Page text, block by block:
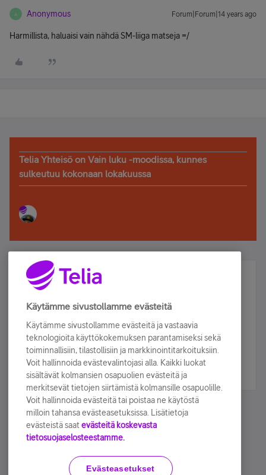
A Anonymous Forum|Forum|14 years ago
Harmillista, haluaisi vain nähdä SM-liiga matseja =/
Telia Yhteisö on Vain luku -moodissa, kunnes
sulkeutuu kokonaan lokakuussa
Älä jää paitsi – osallistu ja voita!
Tilaa Telian uutiskirje ja olet mukana arvonnassa.
sähköpostiisi.
Tilaa nyt
Käyttöehdot Accessibility statement
Käytämme sivustollamme evästeitä
Käytämme sivustollamme evästeitä ja vastaavia
teknologioita käyttökokemuksen parantamiseksi sekä
toiminnallisiin, tilastollisiin ja markkinointitarkoituksiin.
Voit hallinnoida evästevalintojasi alla. Kaikki luokat
sisältävät kolmansien osapuolien evästeitä ja
merkitsevät tietojen siirtämistä kolmansille osapuolille.
Voit hallinnoida evästeitä tai poistaa ne käytöstä
milloin tahansa evästeasetuksissa. Lisätietoja
evästeistä saat evästeitä koskevasta
tietosuojaselosteestamme.
Evästeasetukset